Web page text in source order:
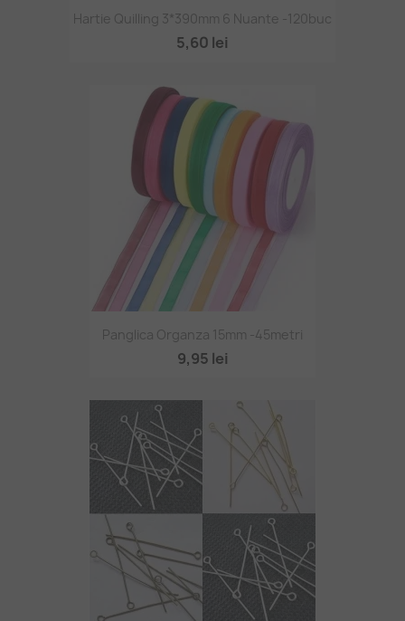
Hartie Quilling 3*390mm 6 Nuante -120buc
5,60 lei
Panglica Organza 15mm -45metri
9,95 lei